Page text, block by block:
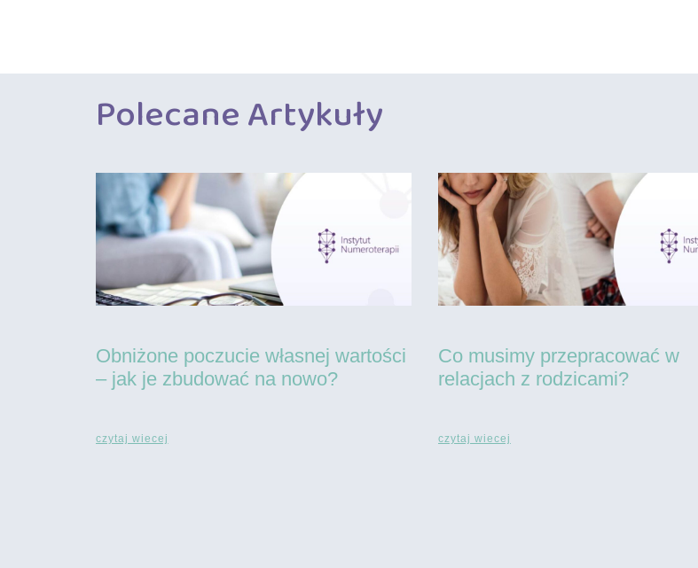
Polecane Artykuły
Obniżone poczucie własnej wartości
– jak je zbudować na nowo?
czytaj wiecej
Co musimy przepracować w
relacjach z rodzicami?
czytaj wiecej